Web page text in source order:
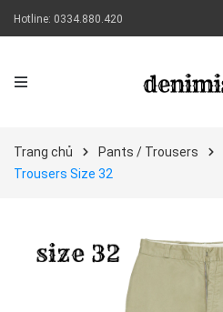
Hotline: 0334.880.420
Trang chủ Pants / Trousers
Trousers Size 32